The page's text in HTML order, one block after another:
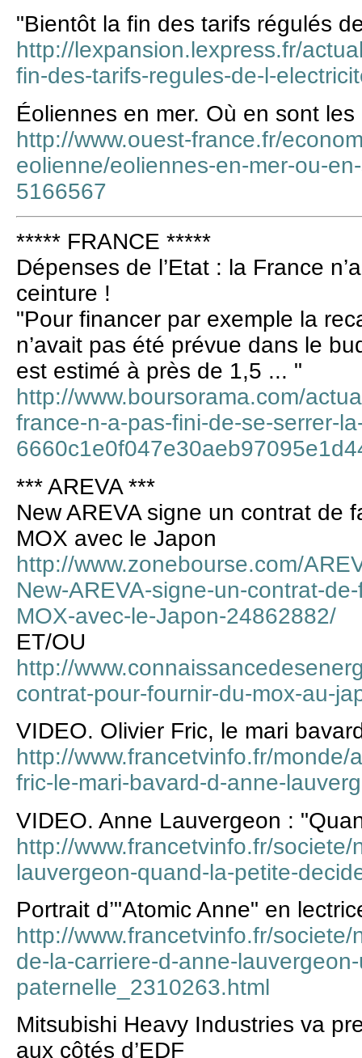
"Bientôt la fin des tarifs régulés
http://lexpansion.lexpress.fr/
fin-des-tarifs-regules-de-l-
Éoliennes en mer. Où en sont
http://www.ouest-france.fr/
eolienne/eoliennes-en-mer-ou-
5166567
***** FRANCE *****
Dépenses de l’Etat : la France
ceinture !
"Pour financer par exemple la
n’avait pas été prévue dans le
est estimé à près de 1,5 ... "
http://www.boursorama.com/
france-n-a-pas-fini-de-se-serrer-
*** AREVA ***
New AREVA signe un contrat de
MOX avec le Japon
http://www.zonebourse.com/
New-AREVA-signe-un-contrat-
MOX-avec-le-Japon-24862882/
ET/OU
http://
contrat-pour-fournir-du-mox-au-
VIDEO. Olivier Fric, le mari
http://www.francetvinfo.fr/monde/
fric-le-mari-bavard-d-anne-
VIDEO. Anne Lauvergeon :
http://www.francetvinfo.fr/
lauvergeon-quand-la-petite-
Portrait d’"Atomic Anne" en
http://www.francetvinfo.fr/
de-la-carriere-d-anne-
paternelle_2310263.html
Mitsubishi Heavy Industries va
aux côtés d’EDF